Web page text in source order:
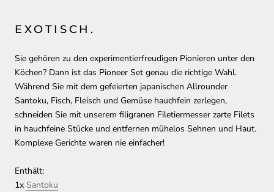
EXOTISCH.
Sie gehören zu den experimentierfreudigen Pionieren unter den
Köchen? Dann ist das Pioneer Set genau die richtige Wahl.
Während Sie mit dem gefeierten japanischen Allrounder
Santoku, Fisch, Fleisch und Gemüse hauchfein zerlegen,
schneiden Sie mit unserem filigranen Filetiermesser zarte Filets
in hauchfeine Stücke und entfernen mühelos Sehnen und Haut.
Komplexe Gerichte waren nie einfacher!
Enthält:
1x Santoku